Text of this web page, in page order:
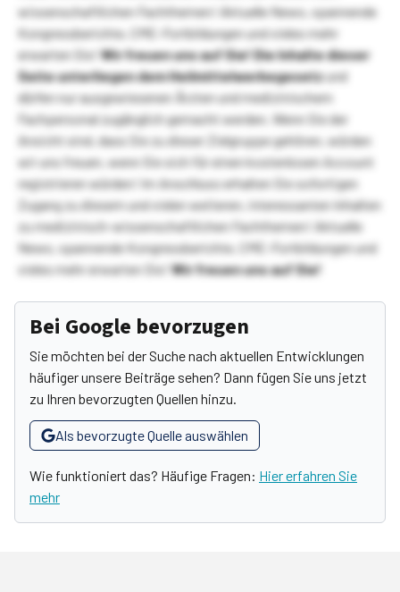
wissenschaftlichen Fachthemen! Aktuelle News, spannende
Kongressberichte, CME-Fortbildungen und vieles mehr
erwarten Sie!Wir freuen uns auf Sie!Die Inhalte dieser
Seite unterliegen dem Heilmittelwerbegesetzund
dürfen nur ausgewiesenen Ärzten und medizinischem
Fachpersonal zugänglich gemacht werden. Wenn Sie der
Ansicht sind, dass Sie zu dieser Zielgruppe gehören, würden
wir uns freuen, wenn Sie sich für einen kostenlosen Account
registrieren würden! Im Anschluss erhalten Sie sofortigen
Zugang zu diesem und vielen weiteren, interessanten Inhalten
zu medizinisch-wissenschaftlichen Fachthemen! Aktuelle
News, spannende Kongressberichte, CME-Fortbildungen und
vieles mehr erwarten Sie!Wir freuen uns auf Sie!
Bei Google bevorzugen
Sie möchten bei der Suche nach aktuellen Entwicklungen
häufiger unsere Beiträge sehen? Dann fügen Sie uns jetzt
zu Ihren bevorzugten Quellen hinzu.
Als bevorzugte Quelle auswählen
Wie funktioniert das? Häufige Fragen: Hier erfahren Sie
mehr